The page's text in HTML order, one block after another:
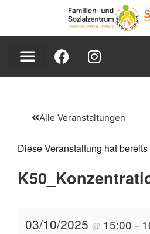
Alle Veranstaltungen
Diese Veranstaltung hat
03/10/2025 @ 15:00 –